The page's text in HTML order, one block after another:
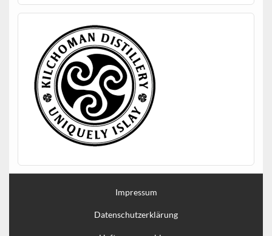
Impressum
Datenschutzerklärung